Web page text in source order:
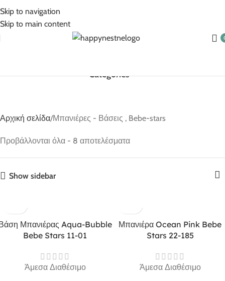
Skip to navigation
Skip to main content
Categories
Αρχική σελίδα Μπανιέρες - Βάσεις , Bebe-stars
Προβάλλονται όλα - 8 αποτελέσματα
Show sidebar
Μπανιέρας Aqua-Bubble
Bebe Stars 11-01
Άμεσα Διαθέσιμο
Μπανιέρα Ocean Pink Bebe
Stars 22-185
Άμεσα Διαθέσιμο
5% Επιπλέον έκπτωση για πληρωμές με κάρτα!